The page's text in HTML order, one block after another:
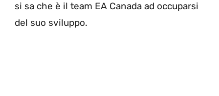
si sa che è il team EA Canada ad occuparsi
del suo sviluppo.